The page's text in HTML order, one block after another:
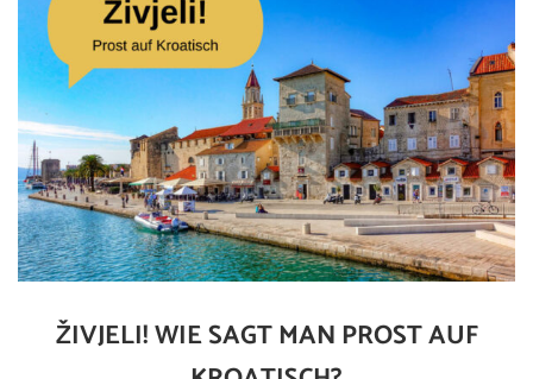
ŽIVJELI! WIE SAGT MAN PROST AUF